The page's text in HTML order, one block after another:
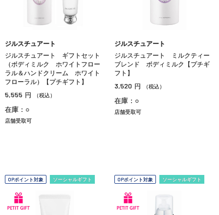
ジルスチュアート
ジルスチュアート ギフトセット
（ボディミルク ホワイトフロー
ラル＆ハンドクリーム ホワイト
フローラル）【プチギフト】
5,555 円 （税込）
在庫：○
店舗受取可
ジルスチュアート
ジルスチュアート ミルクティー
ブレンド ボディミルク【プチギ
フト】
3,520 円 （税込）
在庫：○
店舗受取可
OPポイント対象 ソーシャルギフト OPポイント対象 ソーシャルギフト